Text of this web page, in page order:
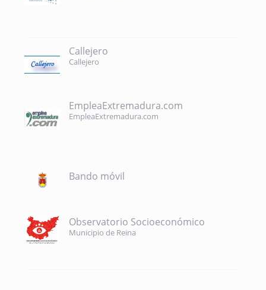
Callejero
Callejero
EmpleaExtremadura.com
EmpleaExtremadura.com
Bando móvil
Observatorio Socioeconómico
Municipio de Reina